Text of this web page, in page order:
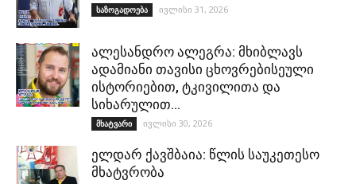
საზოგადოება ივლისი 31, 2026
ალესანდრო ალეგრა: მხიბლავს
ადამიანი თავისი ცხოვრებისეული
ისტორიებით, ტკივილითა და
სიხარულით…
მხატვარი ივლისი 30, 2026
ელდარ ქავშბაია: წლის საუკეთესო
მხატვრობა